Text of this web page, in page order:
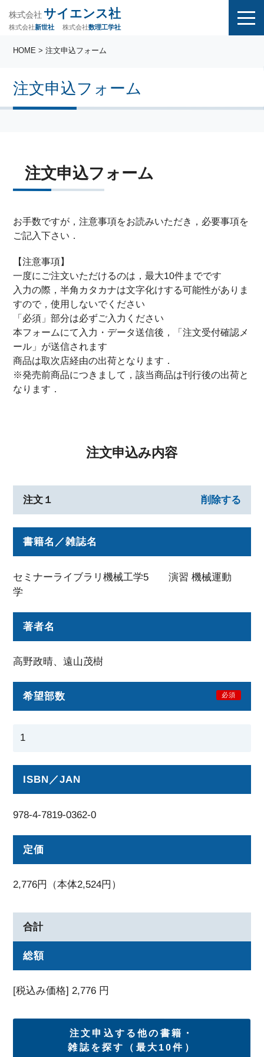
株式会社 サイエンス社
株式会社新世社 株式会社数理工学社
注文申込フォーム
HOME > 注文申込フォーム
注文申込フォーム
お手数ですが，注意事項をお読みいただき，必要事項を
ご記入下さい．
【注意事項】
一度にご注文いただけるのは，最大10件までです
入力の際，半角カタカナは文字化けする可能性がありま
すので，使用しないでください
「必須」部分は必ずご入力ください
本フォームにて入力・データ送信後，「注文受付確認メ
ール」が送信されます
商品は取次店経由の出荷となります．
※発売前商品につきまして，該当商品は刊行後の出荷と
なります．
注文申込み内容
注文１ 削除する
書籍名／雑誌名
セミナーライブラリ機械工学5 演習 機械運動
学
著者名
高野政晴、遠山茂樹
希望部数 必須
ISBN／JAN
978-4-7819-0362-0
定価
2,776円（本体2,524円）
合計
総額
[税込み価格]2,776 円
注文申込する他の書籍・
雑誌を探す（最大10件）